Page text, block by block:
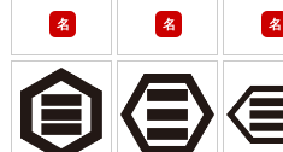
名 名 名